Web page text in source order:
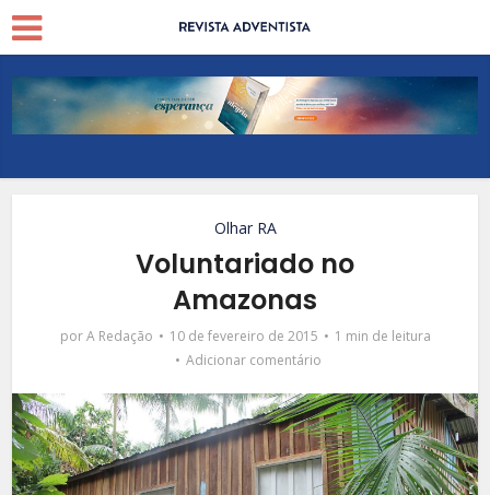
Olhar RA
Voluntariado no
Amazonas
por A Redação 10 de fevereiro de 2015
1 min de leitura
Adicionar comentário